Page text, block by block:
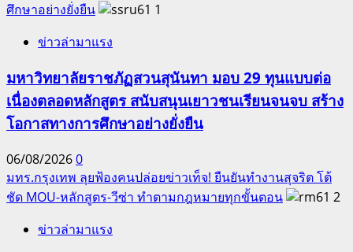
ศึกษาอย่างยั่งยืน
1
ข่าวล่ามาแรง
มหาวิทยาลัยราชภัฏสวนสุนันทา มอบ 29 ทุนแบบต่อ
เนื่องตลอดหลักสูตร สนับสนุนเยาวชนเรียนจนจบ สร้าง
โอกาสทางการศึกษาอย่างยั่งยืน
06/08/20260
มทร.กรุงเทพ ลุยฟ้องคนปล่อยข่าวเท็จ! ยืนยันทำงานสุจริต โต้
ชัด MOU-หลักสูตร-วีซ่า ทำตามกฎหมายทุกขั้นตอน
2
ข่าวล่ามาแรง